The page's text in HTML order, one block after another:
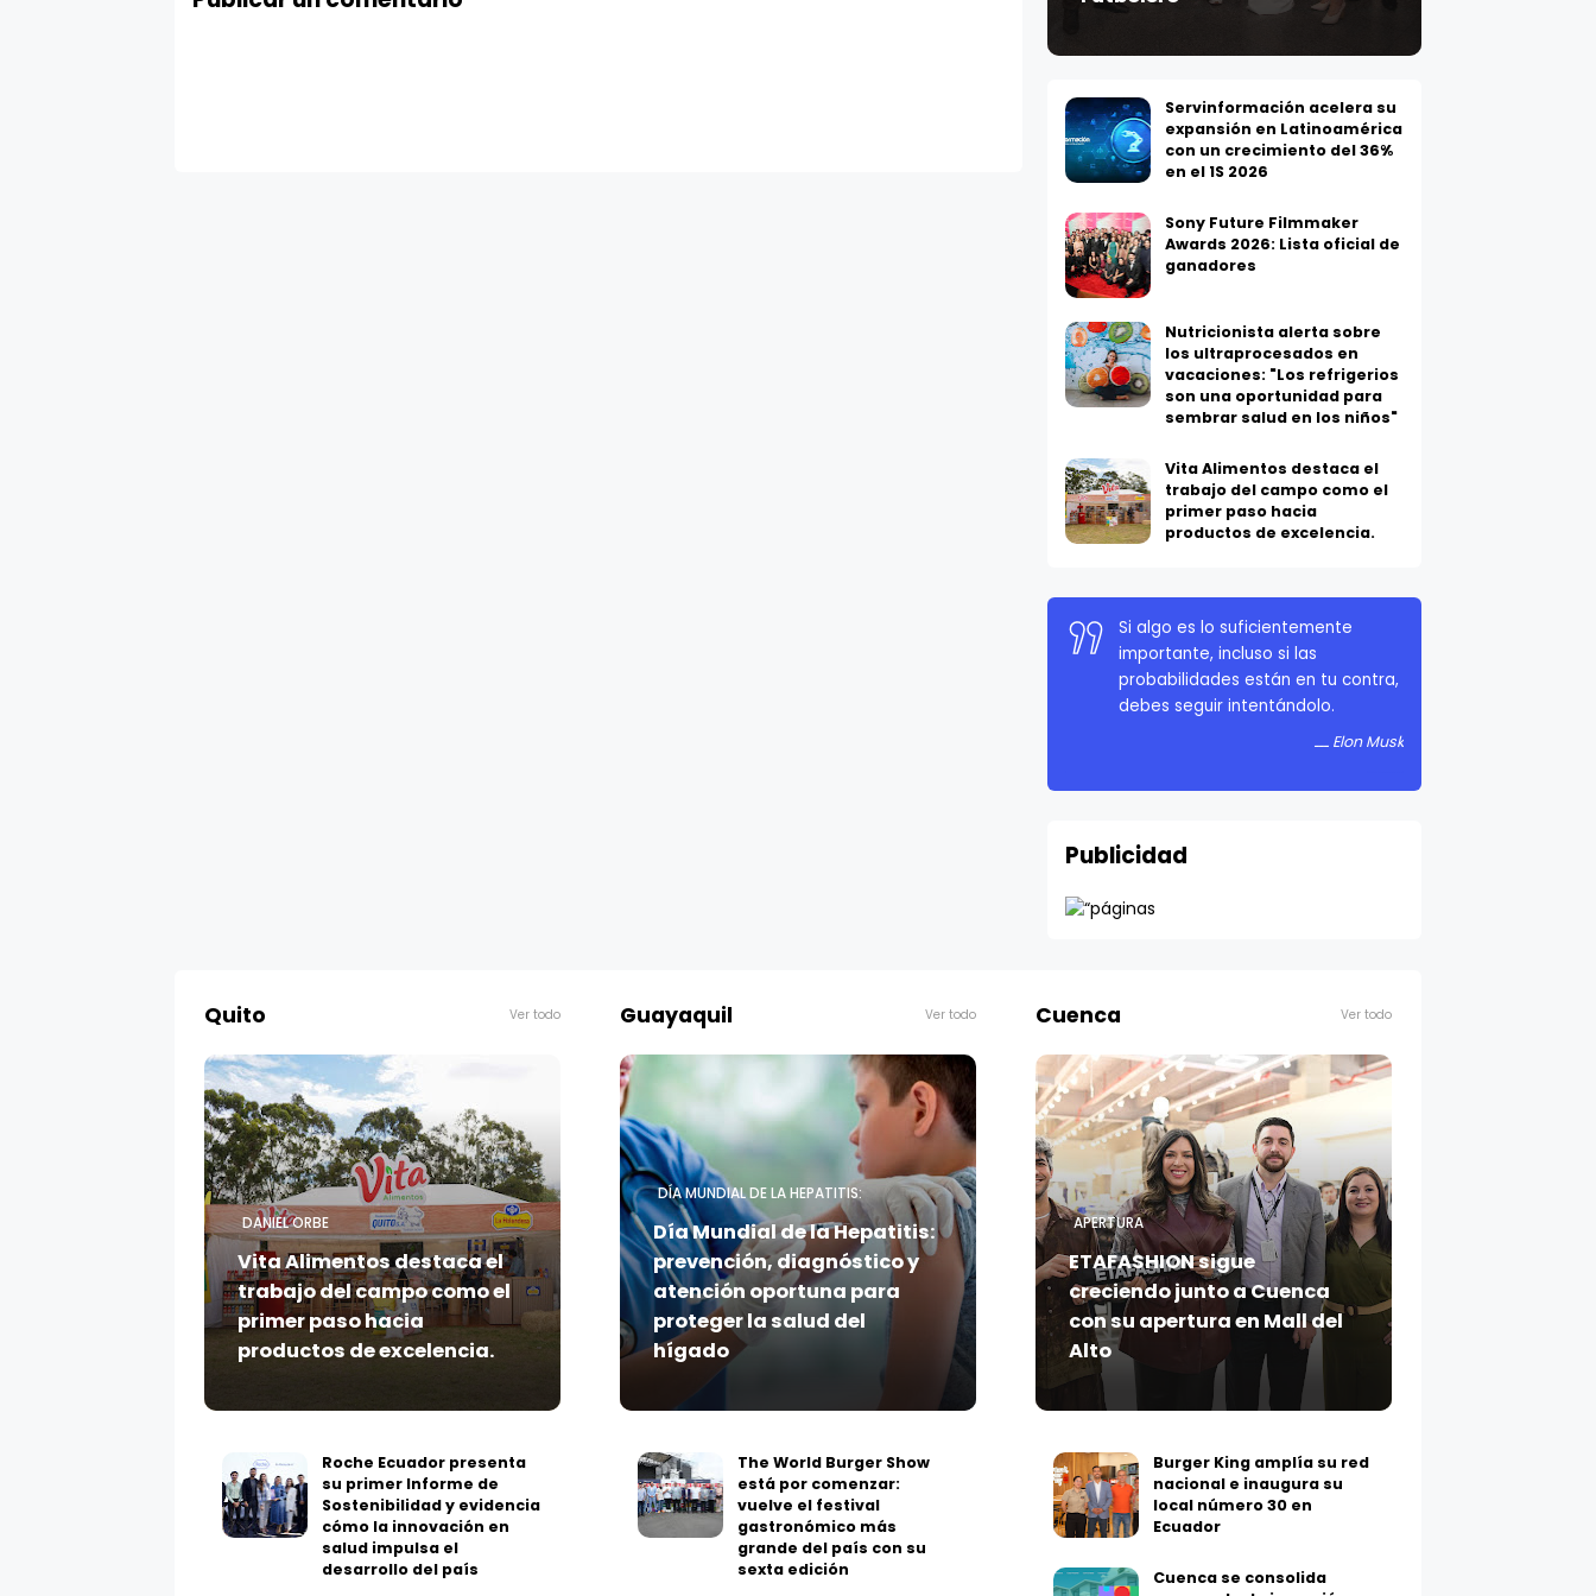
Servinformación acelera su
expansión en Latinoamérica
con un crecimiento del 36%
en el 1S 2026
Sony Future Filmmaker
Awards 2026: Lista oficial de
ganadores
Nutricionista alerta sobre
los ultraprocesados en
vacaciones: "Los refrigerios
son una oportunidad para
sembrar salud en los niños"
Vita Alimentos destaca el
trabajo del campo como el
primer paso hacia
productos de excelencia.
Si algo es lo suficientemente
importante, incluso si las
probabilidades están en tu contra,
debes seguir intentándolo.
Elon Musk
Publicidad
Quito Ver todo
DANIEL ORBE
Vita Alimentos destaca el
trabajo del campo como el
primer paso hacia
productos de excelencia.
Roche Ecuador presenta
su primer Informe de
Sostenibilidad y evidencia
cómo la innovación en
salud impulsa el
desarrollo del país
Guayaquil Ver todo
DÍA MUNDIAL DE LA HEPATITIS:
Día Mundial de la Hepatitis:
prevención, diagnóstico y
atención oportuna para
proteger la salud del
hígado
The World Burger Show
está por comenzar:
vuelve el festival
gastronómico más
grande del país con su
sexta edición
Cuenca Ver todo
APERTURA
ETAFASHION sigue
creciendo junto a Cuenca
con su apertura en Mall del
Alto
Burger King amplía su red
nacional e inaugura su
local número 30 en
Ecuador
Cuenca se consolida